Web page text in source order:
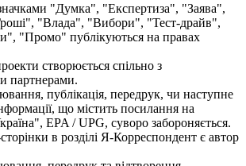
"Думка", "Експертиза", "Заява",
"Влада", "Вибори", "Тест-драйв",
"Промо" публікуються на правах
створюється спільно з
партнерами.
публікація, передрук, чи наступне
що містить посилання на
EPA / UPG, суворо забороняється.
в розділі Я-Корреспондент є автор